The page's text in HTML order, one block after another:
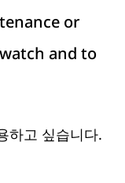
or
and to
하고 싶습니다.